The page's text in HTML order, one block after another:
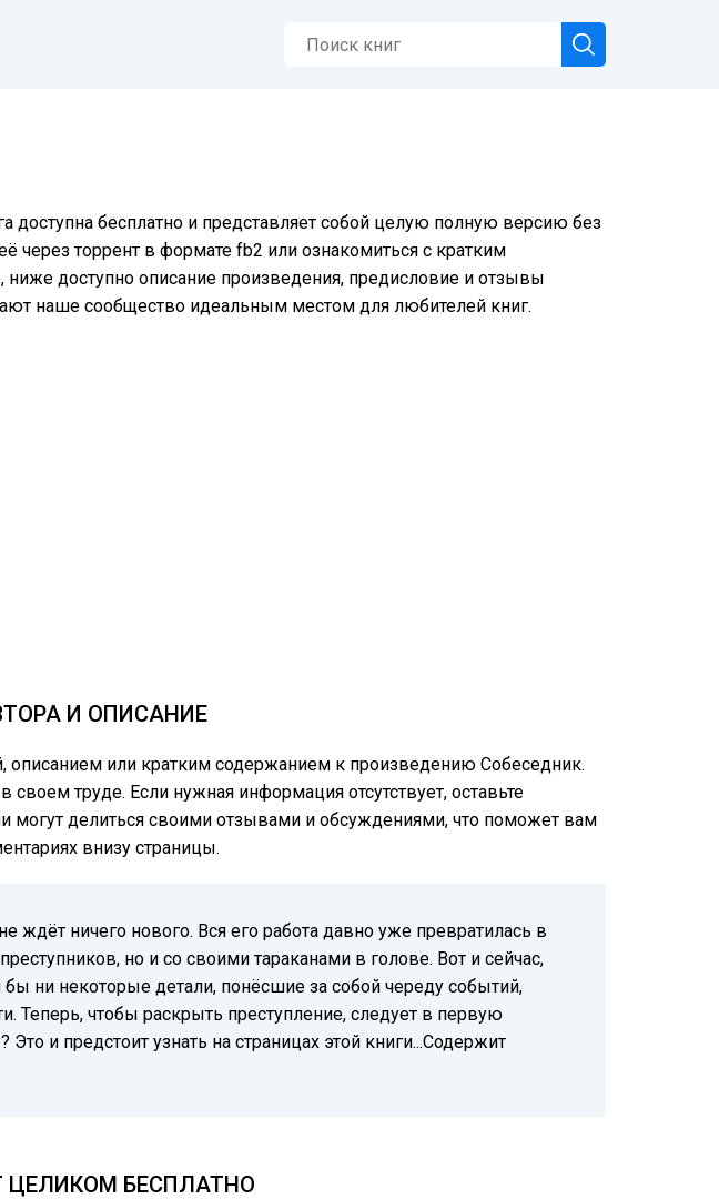
доступна бесплатно и представляет собой целую полную версию без
через торрент в формате fb2 или ознакомиться с кратким
доступно описание произведения, предисловие и отзывы
наше сообщество идеальным местом для любителей книг.
И ОПИСАНИЕ
описанием или кратким содержанием к произведению Собеседник.
своем труде. Если нужная информация отсутствует, оставьте
могут делиться своими отзывами и обсуждениями, что поможет вам
внизу страницы.
ничего нового. Вся его работа давно уже превратилась в
но и со своими тараканами в голове. Вот и сейчас,
ни некоторые детали, понёсшие за собой череду событий,
Теперь, чтобы раскрыть преступление, следует в первую
и предстоит узнать на страницах этой книги...Содержит
ЦЕЛИКОМ БЕСПЛАТНО